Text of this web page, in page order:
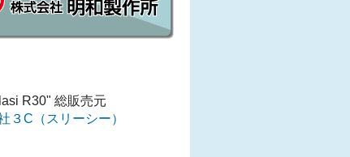
R30" 総販売元
３C（スリーシー）